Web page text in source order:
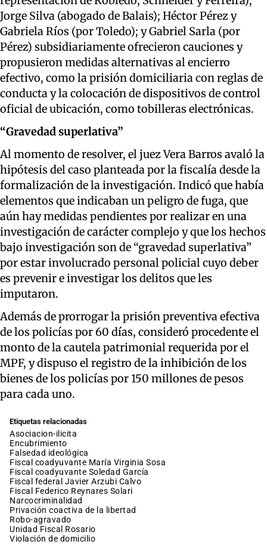
Jorge Silva (abogado de Balais); Héctor Pérez y
Gabriela Ríos (por Toledo); y Gabriel Sarla (por
Pérez) subsidiariamente ofrecieron cauciones y
propusieron medidas alternativas al encierro
efectivo, como la prisión domiciliaria con reglas de
conducta y la colocación de dispositivos de control
oficial de ubicación, como tobilleras electrónicas.
“Gravedad superlativa”
Al momento de resolver, el juez Vera Barros avaló la
hipótesis del caso planteada por la fiscalía desde la
formalización de la investigación. Indicó que había
elementos que indicaban un peligro de fuga, que
aún hay medidas pendientes por realizar en una
investigación de carácter complejo y que los hechos
bajo investigación son de “gravedad superlativa”
por estar involucrado personal policial cuyo deber
es prevenir e investigar los delitos que les
imputaron.
Además de prorrogar la prisión preventiva efectiva
de los policías por 60 días, consideró procedente el
monto de la cautela patrimonial requerida por el
MPF, y dispuso el registro de la inhibición de los
bienes de los policías por 150 millones de pesos
para cada uno.
Etiquetas relacionadas
asociacion-ilicita
encubrimiento
falsedad ideológica
fiscal coadyuvante María Virginia Sosa
fiscal coadyuvante Soledad García
fiscal federal Javier Arzubi Calvo
fiscal Federico Reynares Solari
narcocriminalidad
privación coactiva de la libertad
robo-agravado
Unidad Fiscal Rosario
violación de domicilio